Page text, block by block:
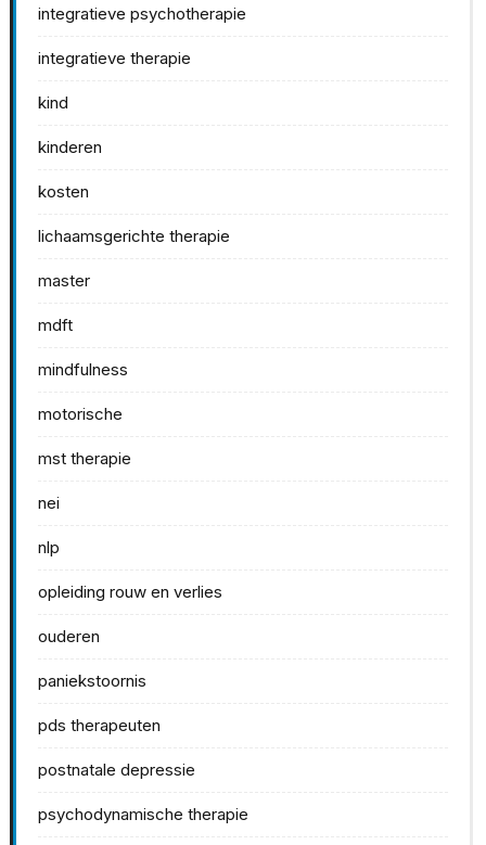
integratieve psychotherapie
integratieve therapie
kind
kinderen
kosten
lichaamsgerichte therapie
master
mdft
mindfulness
motorische
mst therapie
nei
nlp
opleiding rouw en verlies
ouderen
paniekstoornis
pds therapeuten
postnatale depressie
psychodynamische therapie